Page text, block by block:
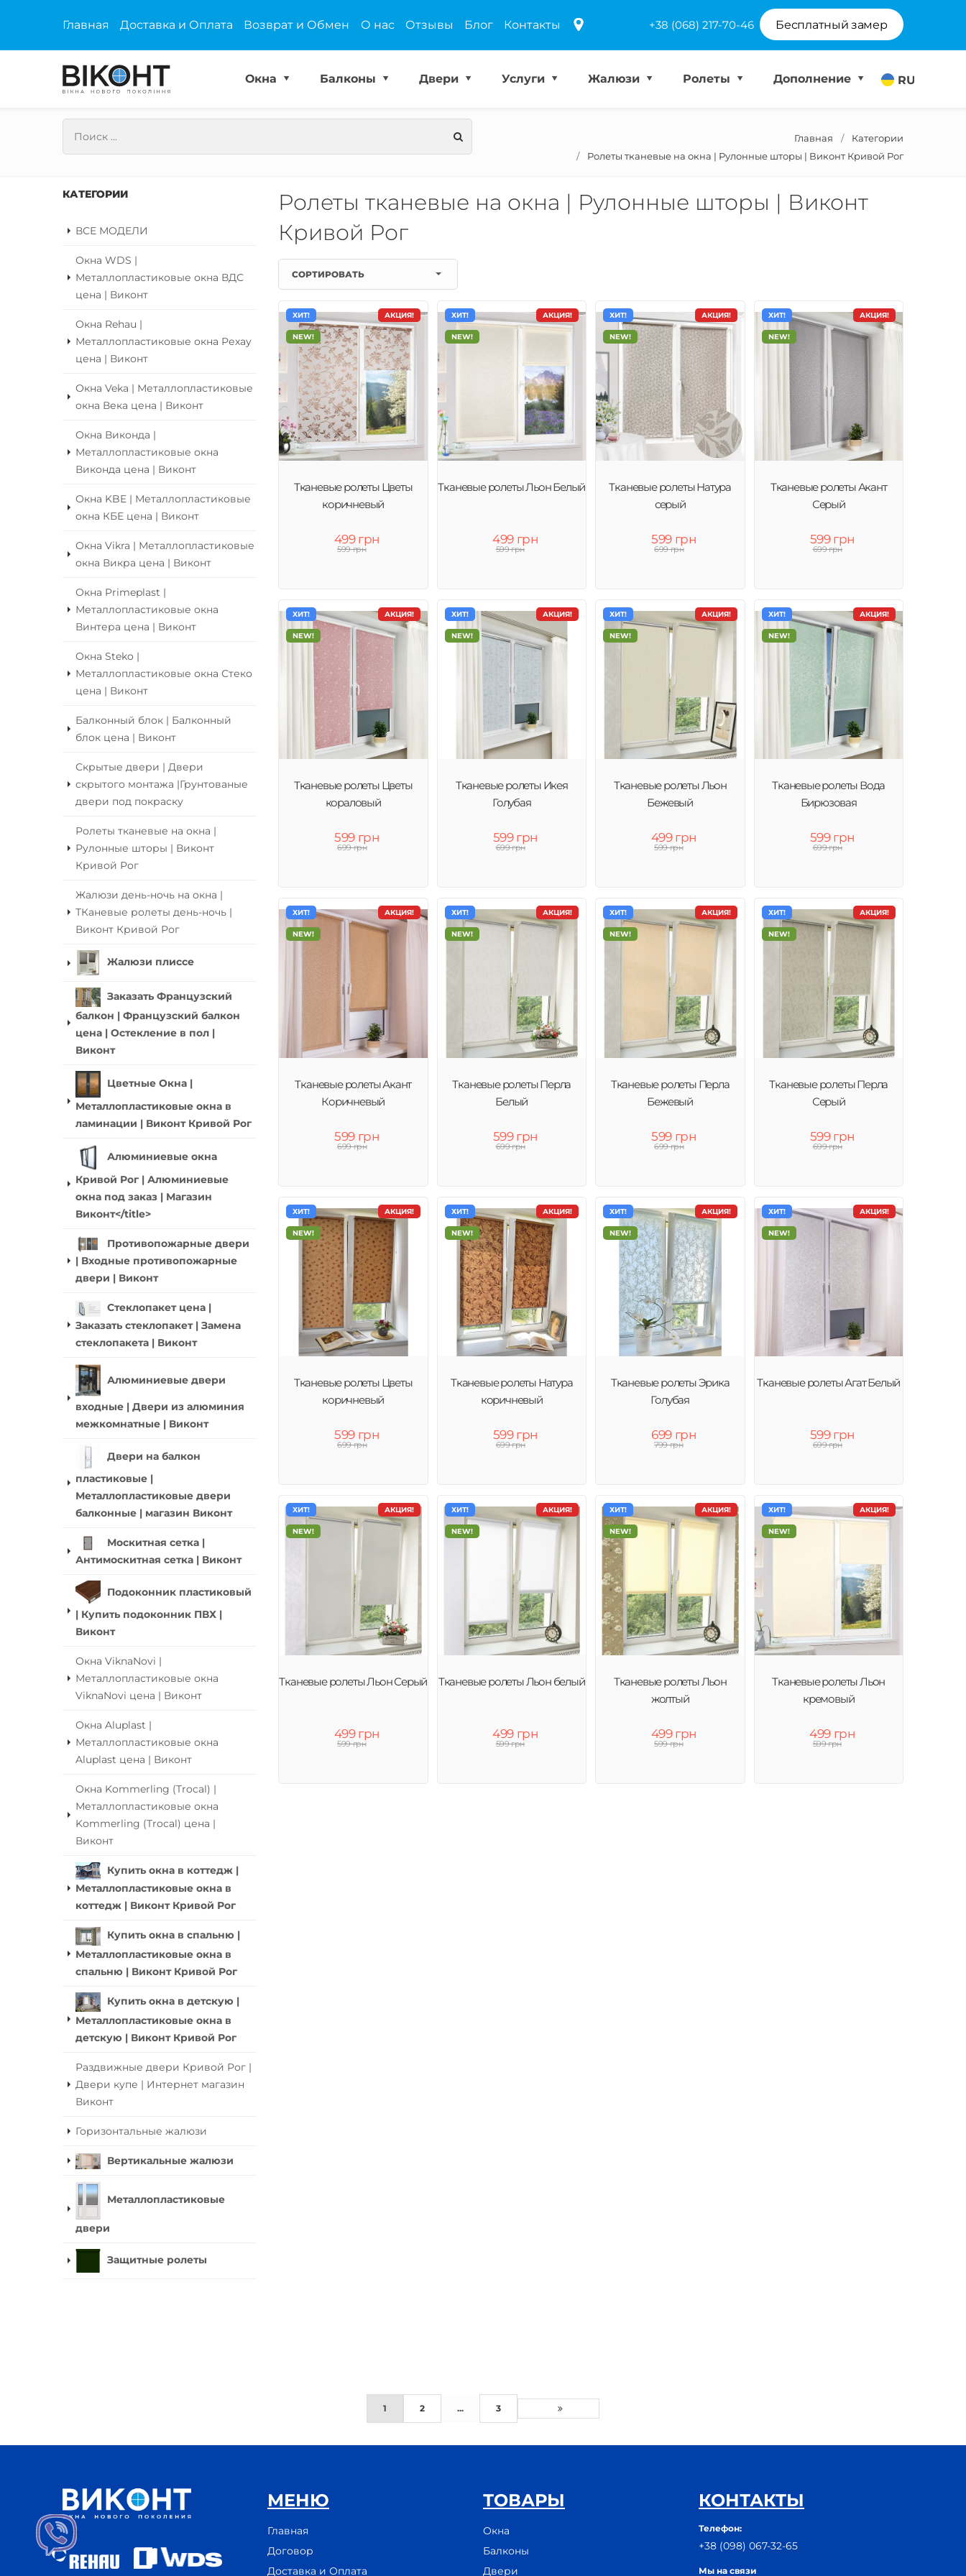
Главная Доставка и Оплата Возврат и Обмен О нас Отзывы Блог Контакты +38 (068) 217-70-46 Бесплатный замер
RU
Окна Балконы Двери Услуги Жалюзи Ролеты Дополнение
Главная
Категории
Ролеты тканевые на окна | Рулонные шторы | Виконт Кривой Рог
КАТЕГОРИИ
ВСЕ МОДЕЛИ
Окна WDS |
Металлопластиковые окна ВДС
цена | Виконт
Окна Rehau |
Металлопластиковые окна Рехау
цена | Виконт
Окна Veka | Металлопластиковые
окна Века цена | Виконт
Окна Виконда |
Металлопластиковые окна
Виконда цена | Виконт
Окна KBE | Металлопластиковые
окна КБЕ цена | Виконт
Окна Vikra | Металлопластиковые
окна Викра цена | Виконт
Окна Primeplast |
Металлопластиковые окна
Винтера цена | Виконт
Окна Steko |
Металлопластиковые окна Стеко
цена | Виконт
Балконный блок | Балконный
блок цена | Виконт
Скрытые двери | Двери
скрытого монтажа |Грунтованые
двери под покраску
Ролеты тканевые на окна |
Рулонные шторы | Виконт
Кривой Рог
Жалюзи день-ночь на окна |
ТКаневые ролеты день-ночь |
Виконт Кривой Рог
Жалюзи плиссе
Заказать Французский
балкон | Французский балкон
цена | Остекление в пол |
Виконт
Цветные Окна |
Металлопластиковые окна в
ламинации | Виконт Кривой Рог
Алюминиевые окна
Кривой Рог | Алюминиевые
окна под заказ | Магазин
Виконт</title>
Противопожарные двери
| Входные противопожарные
двери | Виконт
Стеклопакет цена |
Заказать стеклопакет | Замена
стеклопакета | Виконт
Алюминиевые двери
входные | Двери из алюминия
межкомнатные | Виконт
Двери на балкон
пластиковые |
Металлопластиковые двери
балконные | магазин Виконт
Москитная сетка |
Антимоскитная сетка | Виконт
Подоконник пластиковый
| Купить подоконник ПВХ |
Виконт
Окна ViknaNovi |
Металлопластиковые окна
ViknaNovi цена | Виконт
Окна Aluplast |
Металлопластиковые окна
Aluplast цена | Виконт
Окна Kommerling (Trocal) |
Металлопластиковые окна
Kommerling (Trocal) цена |
Виконт
Купить окна в коттедж |
Металлопластиковые окна в
коттедж | Виконт Кривой Рог
Купить окна в спальню |
Металлопластиковые окна в
спальню | Виконт Кривой Рог
Купить окна в детскую |
Металлопластиковые окна в
детскую | Виконт Кривой Рог
Раздвижные двери Кривой Рог |
Двери купе | Интернет магазин
Виконт
Горизонтальные жалюзи
Вертикальные жалюзи
Металлопластиковые
двери
Защитные ролеты
Ролеты тканевые на окна | Рулонные шторы | Виконт
Кривой Рог
СОРТИРОВАТЬ
АКЦИЯ!
ХИТ!
NEW!
Тканевые ролеты Цветы
коричневый
499 грн
599 грн
АКЦИЯ!
ХИТ!
NEW!
Тканевые ролеты Льон Белый
499 грн
599 грн
АКЦИЯ!
ХИТ!
NEW!
Тканевые ролеты Натура
серый
599 грн
699 грн
АКЦИЯ!
ХИТ!
NEW!
Тканевые ролеты Акант
Серый
599 грн
699 грн
АКЦИЯ!
ХИТ!
NEW!
Тканевые ролеты Цветы
кораловый
599 грн
699 грн
АКЦИЯ!
ХИТ!
NEW!
Тканевые ролеты Икея
Голубая
599 грн
699 грн
АКЦИЯ!
ХИТ!
NEW!
Тканевые ролеты Льон
Бежевый
499 грн
599 грн
АКЦИЯ!
ХИТ!
NEW!
Тканевые ролеты Вода
Бирюзовая
599 грн
699 грн
АКЦИЯ!
ХИТ!
NEW!
Тканевые ролеты Акант
Коричневый
599 грн
699 грн
АКЦИЯ!
ХИТ!
NEW!
Тканевые ролеты Перла
Белый
599 грн
699 грн
АКЦИЯ!
ХИТ!
NEW!
Тканевые ролеты Перла
Бежевый
599 грн
699 грн
АКЦИЯ!
ХИТ!
NEW!
Тканевые ролеты Перла
Серый
599 грн
699 грн
АКЦИЯ!
ХИТ!
NEW!
Тканевые ролеты Цветы
коричневый
599 грн
699 грн
АКЦИЯ!
ХИТ!
NEW!
Тканевые ролеты Натура
коричневый
599 грн
699 грн
АКЦИЯ!
ХИТ!
NEW!
Тканевые ролеты Эрика
Голубая
699 грн
799 грн
АКЦИЯ!
ХИТ!
NEW!
Тканевые ролеты Агат Белый
599 грн
699 грн
АКЦИЯ!
ХИТ!
NEW!
Тканевые ролеты Льон Серый
499 грн
599 грн
АКЦИЯ!
ХИТ!
NEW!
Тканевые ролеты Льон белый
499 грн
599 грн
АКЦИЯ!
ХИТ!
NEW!
Тканевые ролеты Льон
жолтый
499 грн
599 грн
АКЦИЯ!
ХИТ!
NEW!
Тканевые ролеты Льон
кремовый
499 грн
599 грн
1 2 ... 3
МЕНЮ
Главная
Договор
Доставка и Оплата
ТОВАРЫ
Окна
Балконы
Двери
КОНТАКТЫ
Телефон:
+38 (098) 067-32-65
Мы на связи